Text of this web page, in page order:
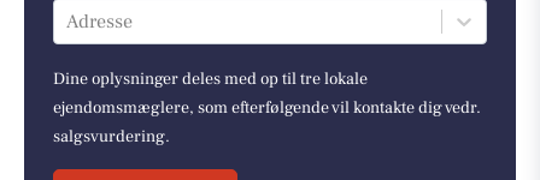
Adresse
Dine oplysninger deles med op til tre lokale
ejendomsmæglere, som efterfølgende vil kontakte dig vedr.
salgsvurdering.